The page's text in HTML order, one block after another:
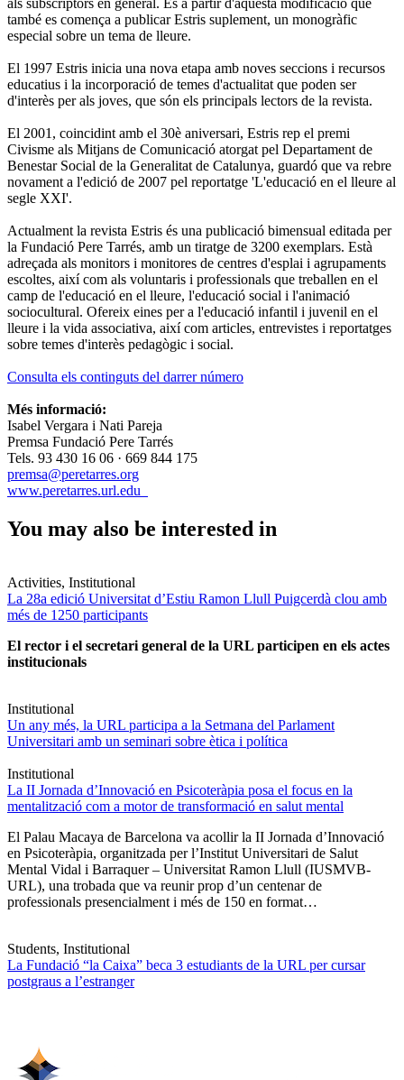
també es comença a publicar Estris suplement, un monogràfic
especial sobre un tema de lleure.
El 1997 Estris inicia una nova etapa amb noves seccions i recursos
educatius i la incorporació de temes d'actualitat que poden ser
d'interès per als joves, que són els principals lectors de la revista.
El 2001, coincidint amb el 30è aniversari, Estris rep el premi
Civisme als Mitjans de Comunicació atorgat pel Departament de
Benestar Social de la Generalitat de Catalunya, guardó que va rebre
novament a l'edició de 2007 pel reportatge 'L'educació en el lleure al
segle XXI'.
Actualment la revista Estris és una publicació bimensual editada per
la Fundació Pere Tarrés, amb un tiratge de 3200 exemplars. Està
adreçada als monitors i monitores de centres d'esplai i agrupaments
escoltes, així com als voluntaris i professionals que treballen en el
camp de l'educació en el lleure, l'educació social i l'animació
sociocultural. Ofereix eines per a l'educació infantil i juvenil en el
lleure i la vida associativa, així com articles, entrevistes i reportatges
sobre temes d'interès pedagògic i social.
Consulta els continguts del darrer número
Més informació:
Isabel Vergara i Nati Pareja
Premsa Fundació Pere Tarrés
Tels. 93 430 16 06 · 669 844 175
premsa@peretarres.org
www.peretarres.url.edu
You may also be interested in
Activities, Institutional
La 28a edició Universitat d’Estiu Ramon Llull Puigcerdà clou amb
més de 1250 participants
El rector i el secretari general de la URL participen en els actes
institucionals
Institutional
Un any més, la URL participa a la Setmana del Parlament
Universitari amb un seminari sobre ètica i política
Institutional
La II Jornada d’Innovació en Psicoteràpia posa el focus en la
mentalització com a motor de transformació en salut mental
El Palau Macaya de Barcelona va acollir la II Jornada d’Innovació
en Psicoteràpia, organitzada per l’Institut Universitari de Salut
Mental Vidal i Barraquer – Universitat Ramon Llull (IUSMVB-
URL), una trobada que va reunir prop d’un centenar de
professionals presencialment i més de 150 en format…
Students, Institutional
La Fundació “la Caixa” beca 3 estudiants de la URL per cursar
postgraus a l’estranger